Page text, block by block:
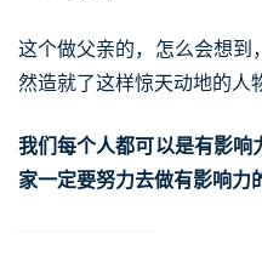
这个做父亲的，怎么会想到
然造就了这样惊天动地的人
我们每个人都可以是有影响
家一定要努力去做有影响力